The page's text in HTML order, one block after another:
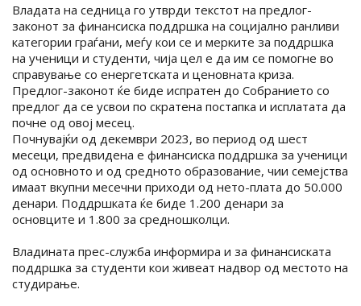
Владата на седница го утврди текстот на предлог-
законот за финансиска поддршка на социјално ранливи
категории граѓани, меѓу кои се и мерките за поддршка
на ученици и студенти, чија цел е да им се помогне во
справување со енергетската и ценовната криза.
Предлог-законот ќе биде испратен до Собранието со
предлог да се усвои по скратена постапка и исплатата да
почне од овој месец.
Почнувајќи од декември 2023, во период од шест
месеци, предвидена е финансиска поддршка за ученици
од основното и од средното образование, чии семејства
имаат вкупни месечни приходи од нето-плата до 50.000
денари. Поддршката ќе биде 1.200 денари за
основците и 1.800 за средношколци.
Владината прес-служба информира и за финансиската
поддршка за студенти кои живеат надвор од местото на
студирање.